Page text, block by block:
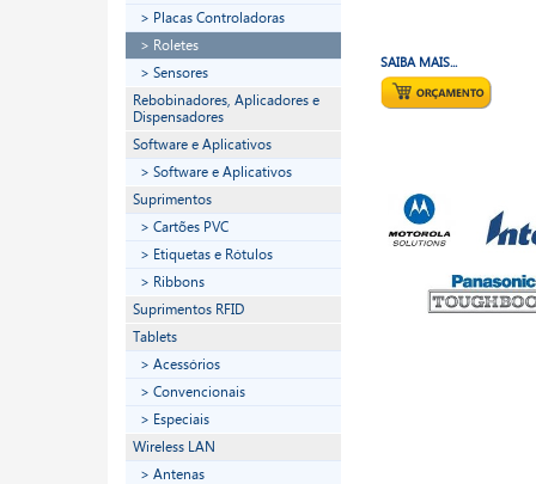
> Placas Controladoras
> Roletes
> Sensores
Rebobinadores, Aplicadores e
Dispensadores
Software e Aplicativos
> Software e Aplicativos
Suprimentos
> Cartões PVC
> Etiquetas e Rótulos
> Ribbons
Suprimentos RFID
Tablets
> Acessórios
> Convencionais
> Especiais
Wireless LAN
> Antenas
SAIBA MAIS...